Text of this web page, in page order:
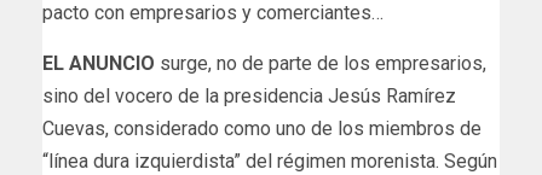
pacto con empresarios y comerciantes…
EL ANUNCIO surge, no de parte de los empresarios,
sino del vocero de la presidencia Jesús Ramírez
Cuevas, considerado como uno de los miembros de
“línea dura izquierdista” del régimen morenista. Según